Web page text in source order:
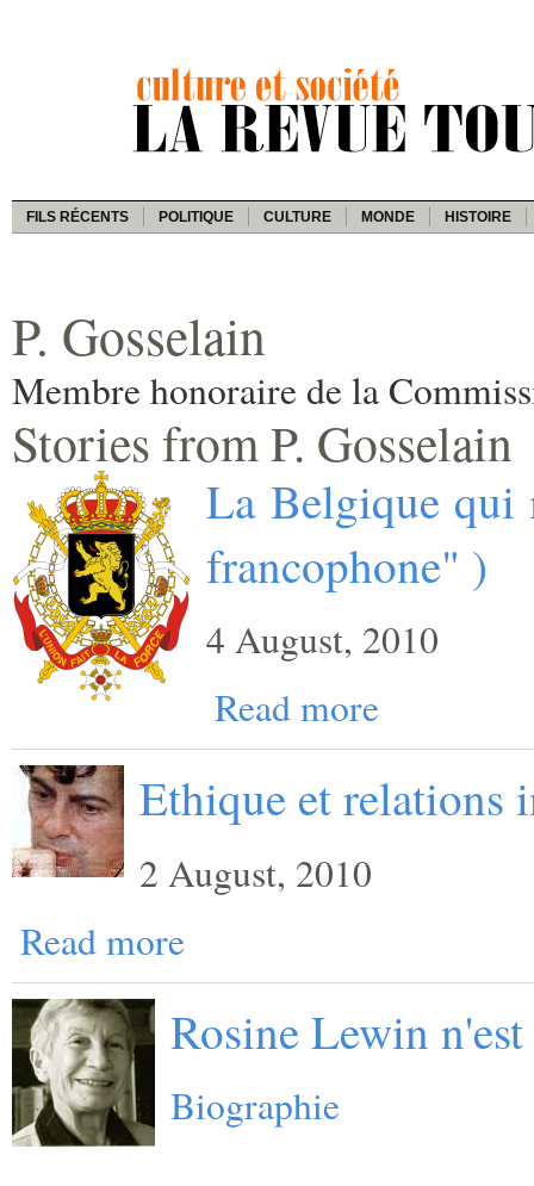
FILS RÉCENTS POLITIQUE CULTURE MONDE HISTOIRE
P. Gosselain
Membre honoraire de la
Stories from P. Gosselain
La Belgique qui
francophone" )
4 August, 2010
Read more
Ethique et relations
2 August, 2010
Read more
Rosine Lewin
Biographie